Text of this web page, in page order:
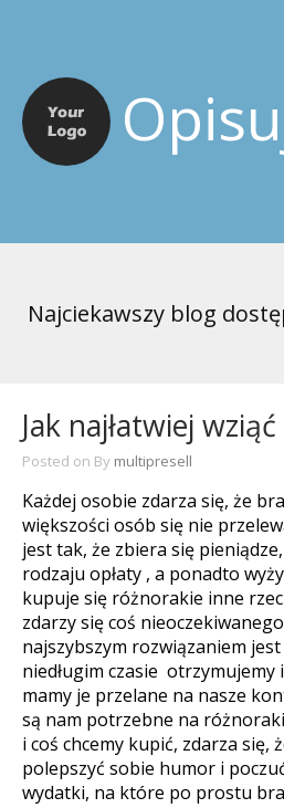
Najciekawszy blog
Jak najłatwiej
Posted on By multipresell
Każdej osobie zdarza się, że
większości osób się nie
jest tak, że zbiera się
rodzaju opłaty , a ponadto
kupuje się różnorakie inne
zdarzy się coś
najszybszym rozwiązaniem jest
niedługim czasie
mamy je przelane na nasze
są nam potrzebne na
i coś chcemy kupić, zdarza
polepszyć sobie humor i
wydatki, na które po prostu